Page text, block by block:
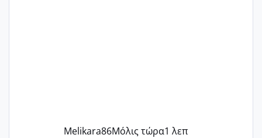
Melikara86Μόλις τώρα1 λεπ